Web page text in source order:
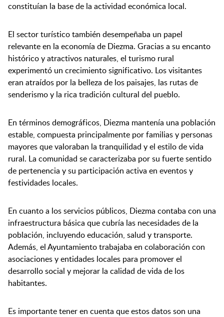
constituían la base de la actividad económica local.
El sector turístico también desempeñaba un papel
relevante en la economía de Diezma. Gracias a su encanto
histórico y atractivos naturales, el turismo rural
experimentó un crecimiento significativo. Los visitantes
eran atraídos por la belleza de los paisajes, las rutas de
senderismo y la rica tradición cultural del pueblo.
En términos demográficos, Diezma mantenía una población
estable, compuesta principalmente por familias y personas
mayores que valoraban la tranquilidad y el estilo de vida
rural. La comunidad se caracterizaba por su fuerte sentido
de pertenencia y su participación activa en eventos y
festividades locales.
En cuanto a los servicios públicos, Diezma contaba con una
infraestructura básica que cubría las necesidades de la
población, incluyendo educación, salud y transporte.
Además, el Ayuntamiento trabajaba en colaboración con
asociaciones y entidades locales para promover el
desarrollo social y mejorar la calidad de vida de los
habitantes.
Es importante tener en cuenta que estos datos son una